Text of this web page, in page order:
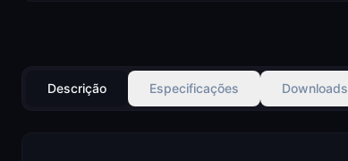
Descrição Especificações Downloads